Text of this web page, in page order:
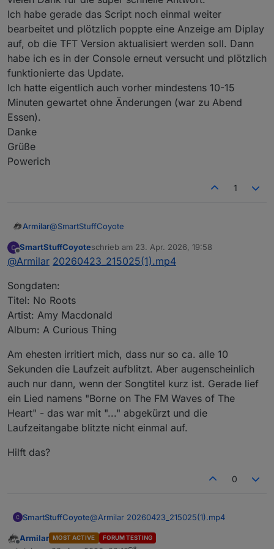
Ich habe gerade das Script noch einmal weiter
bearbeitet und plötzlich poppte eine Anzeige am Diplay
auf, ob die TFT Version aktualisiert werden soll. Dann
habe ich es in der Console erneut versucht und plötzlich
funktionierte das Update.
Ich hatte eigentlich auch vorher mindestens 10-15
Minuten gewartet ohne Änderungen (war zu Abend
Essen).
Danke
Grüße
Powerich
1
Armilar@SmartStuffCoyote
Der Rest lässt sich steuern? Ist das nur das Thema mit
der Überschrift?
in der function generateMediaPage passiert folgendes.
zugewiesen
Ist die Länge 0, dann zeige den Player wie in der
Variable definiert an. Wenn nicht, dann läuft ein Song
und die Titelzeile zeigt diesen (auf 16 Zeichen
begrenzt) ebenfalls an.
                if (name.length == 0) {
                    name = page.heading;
                } else if (name.length > 16) {
name = name.slice(0, 16)
Sollte da ein anderes merkwürdiges Verhalten sein,
dann müssten wir uns das im Detail ansehen. Dazu
wäre dann mindestens mal ein Bild oder Video
VG
Kurze Ergänzung: Was in den Datenpunkten ALBUM,
tun. Der DLNA-Server nimmt die Informationen aus den
Song richtig aus.
Offline
SmartStuffCoyoteschrieb am 23. Apr. 2026, 19:58
zuletzt editiert von
@Armilar 20260423_215025(1).mp4
Songdaten:
Titel: No Roots
Artist: Amy Macdonald
Album: A Curious Thing
Am ehesten irritiert mich, dass nur so ca. alle 10
Sekunden die Laufzeit aufblitzt. Aber augenscheinlich
auch nur dann, wenn der Songtitel kurz ist. Gerade lief
ein Lied namens "Borne on The FM Waves of The
Heart" - das war mit "..." abgekürzt und die
Laufzeitangabe blitzte nicht einmal auf.
Hilft das?
0
SmartStuffCoyote@Armilar 20260423_215025(1).mp4
Songdaten:
Offline
Armilar MOST ACTIVE FORUM TESTING